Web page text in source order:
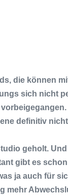
die können
sich nicht
definitiv
geholt.
gibt es
ja auch für